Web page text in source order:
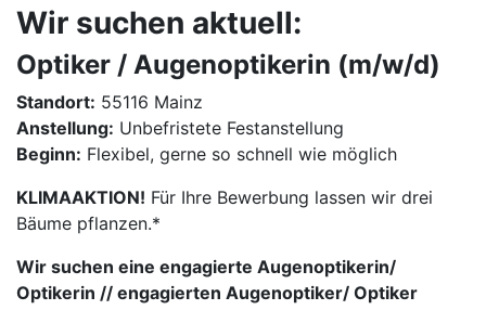
Wir suchen aktuell:
Optiker / Augenoptikerin (m/w/d)
Standort: 55116 Mainz
Anstellung: Unbefristete Festanstellung
Beginn: Flexibel, gerne so schnell wie möglich
KLIMAAKTION! Für Ihre Bewerbung lassen wir drei
Bäume pflanzen.*
Wir suchen eine engagierte Augenoptikerin/
Optikerin // engagierten Augenoptiker/ Optiker